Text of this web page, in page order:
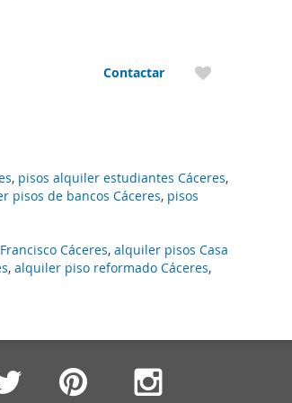
Cáceres, alquiler pisos Casa
, alquiler piso reformado Cáceres,
Contactar
, pisos alquiler estudiantes Cáceres,
pisos de bancos Cáceres, pisos